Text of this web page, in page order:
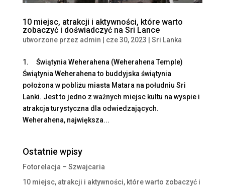
10 miejsc, atrakcji i aktywności, które warto
zobaczyć i doświadczyć na Sri Lance
utworzone przez admin cze 30, 2023 Sri Lanka
1. Świątynia Weherahena (Weherahena Temple)
Świątynia Weherahena to buddyjska świątynia
położona w pobliżu miasta Matara na południu Sri
Lanki. Jest to jedno z ważnych miejsc kultu na wyspie i
atrakcja turystyczna dla odwiedzających.
Weherahena, największa...
Ostatnie wpisy
Fotorelacja – Szwajcaria
10 miejsc, atrakcji i aktywności, które warto zobaczyć i